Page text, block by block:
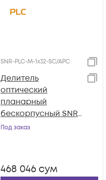
SNR-PLC-M-1x32-SC/APC
Делитель
оптический
планарный
бескорпусный SNR-
PLC-M-1x32-SC/APC
Под заказ
468 046 сум